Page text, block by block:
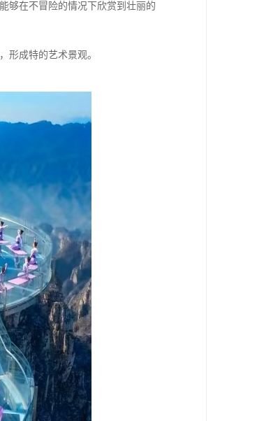
够在不冒险的情况下欣赏到壮丽的
形成特的艺术景观。